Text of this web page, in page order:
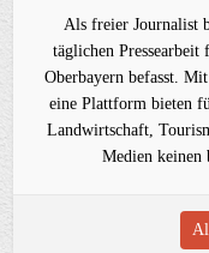
Als freier Journalist
täglichen Pressearbeit
Oberbayern befasst.
eine Plattform bieten
Landwirtschaft,
Medien keinen